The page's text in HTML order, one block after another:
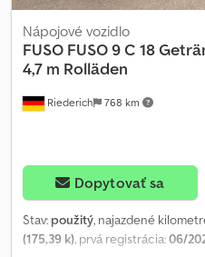
Riederich 768 km
Nápojové vozidlo
FUSO FUSO 9 C 18
4,7 m Rolläden
Dopytovať sa
Stav: použitý, najazdené
(175,39 k), prvá registrácia:06/